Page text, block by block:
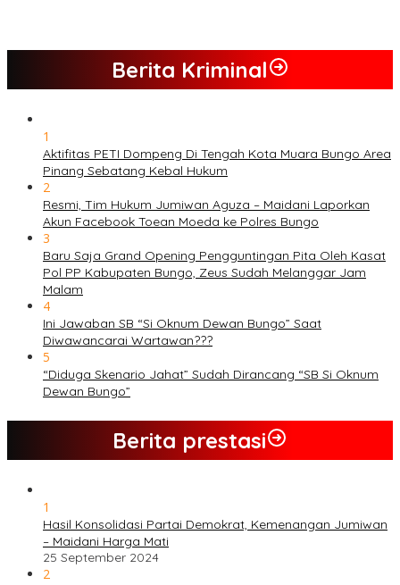
Berita Kriminal
1
Aktifitas PETI Dompeng Di Tengah Kota Muara Bungo Area
Pinang Sebatang Kebal Hukum
2
Resmi, Tim Hukum Jumiwan Aguza – Maidani Laporkan
Akun Facebook Toean Moeda ke Polres Bungo
3
Baru Saja Grand Opening Pengguntingan Pita Oleh Kasat
Pol PP Kabupaten Bungo, Zeus Sudah Melanggar Jam
Malam
4
Ini Jawaban SB “Si Oknum Dewan Bungo” Saat
Diwawancarai Wartawan???
5
“Diduga Skenario Jahat” Sudah Dirancang “SB Si Oknum
Dewan Bungo”
Berita prestasi
1
Hasil Konsolidasi Partai Demokrat, Kemenangan Jumiwan
– Maidani Harga Mati
25 September 2024
2